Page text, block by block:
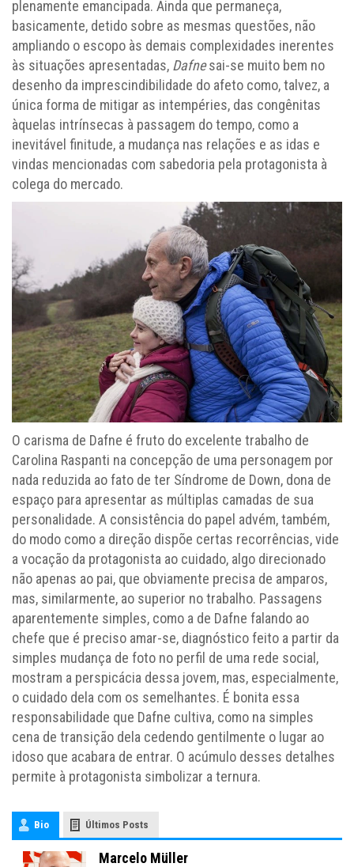
plenamente emancipada. Ainda que permaneça,
basicamente, detido sobre as mesmas questões, não
ampliando o escopo às demais complexidades inerentes
às situações apresentadas, Dafnesai-se muito bem no
desenho da imprescindibilidade do afeto como, talvez, a
única forma de mitigar as intempéries, das congênitas
àquelas intrínsecas à passagem do tempo, como a
inevitável finitude, a mudança nas relações e as idas e
vindas mencionadas com sabedoria pela protagonista à
colega do mercado.
O carisma de Dafne é fruto do excelente trabalho de
Carolina Raspanti na concepção de uma personagem por
nada reduzida ao fato de ter Síndrome de Down, dona de
espaço para apresentar as múltiplas camadas de sua
personalidade. A consistência do papel advém, também,
do modo como a direção dispõe certas recorrências, vide
a vocação da protagonista ao cuidado, algo direcionado
não apenas ao pai, que obviamente precisa de amparos,
mas, similarmente, ao superior no trabalho. Passagens
aparentemente simples, como a de Dafne falando ao
chefe que é preciso amar-se, diagnóstico feito a partir da
simples mudança de foto no perfil de uma rede social,
mostram a perspicácia dessa jovem, mas, especialmente,
o cuidado dela com os semelhantes. É bonita essa
responsabilidade que Dafne cultiva, como na simples
cena de transição dela cedendo gentilmente o lugar ao
idoso que acabara de entrar. O acúmulo desses detalhes
permite à protagonista simbolizar a ternura.
Bio Últimos Posts
Marcelo Müller